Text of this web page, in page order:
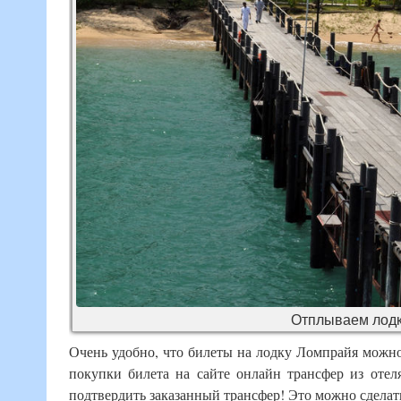
Отплываем
Очень удобно, что билеты на лодку Ломпрайя
покупки билета на сайте онлайн трансфер из
подтвердить заказанный трансфер! Это можно